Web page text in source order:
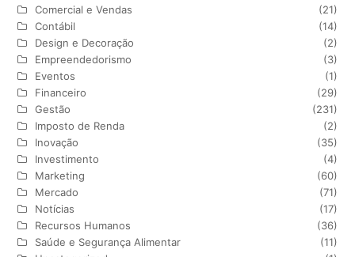
Comercial e Vendas
(21)
Contábil
(14)
Design e Decoração
(2)
Empreendedorismo
(3)
Eventos
(1)
Financeiro
(29)
Gestão
(231)
Imposto de Renda
(2)
Inovação
(35)
Investimento
(4)
Marketing
(60)
Mercado
(71)
Notícias
(17)
Recursos Humanos
(36)
Saúde e Segurança Alimentar
(11)